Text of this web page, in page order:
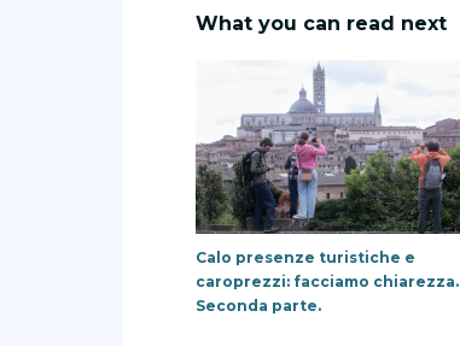
What you can read next
Calo presenze turistiche e
caroprezzi: facciamo chiarezza.
Seconda parte.